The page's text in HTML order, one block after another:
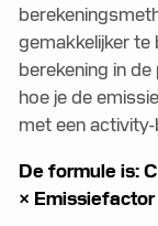
gemakkelijker te
berekening in
hoe je de
met een
De formule is:
×